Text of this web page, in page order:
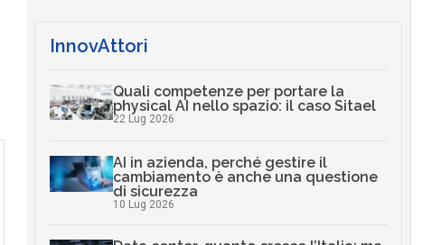
InnovAttori
Quali competenze per portare la
physical AI nello spazio: il caso Sitael
22 Lug 2026
AI in azienda, perché gestire il
cambiamento è anche una questione
di sicurezza
10 Lug 2026